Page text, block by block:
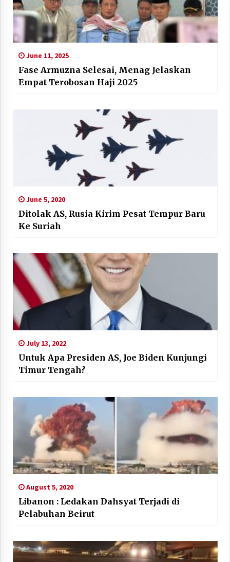
June 11, 2025
Fase Armuzna Selesai, Menag Jelaskan
Empat Terobosan Haji 2025
June 5, 2020
Ditolak AS, Rusia Kirim Pesat Tempur Baru
Ke Suriah
July 13, 2022
Untuk Apa Presiden AS, Joe Biden Kunjungi
Timur Tengah?
August 5, 2020
Libanon : Ledakan Dahsyat Terjadi di
Pelabuhan Beirut